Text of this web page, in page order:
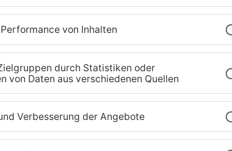
Ferienende: ADAC erwartet
Stau-Wochenende im
Primaveraland